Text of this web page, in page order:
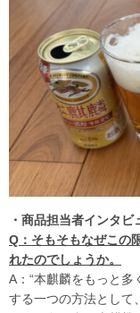
・商品担当者インタビ
Q：そもそもなぜこの
れたのでしょうか。
A：“本麒麟をもっと多
する一つの方法として